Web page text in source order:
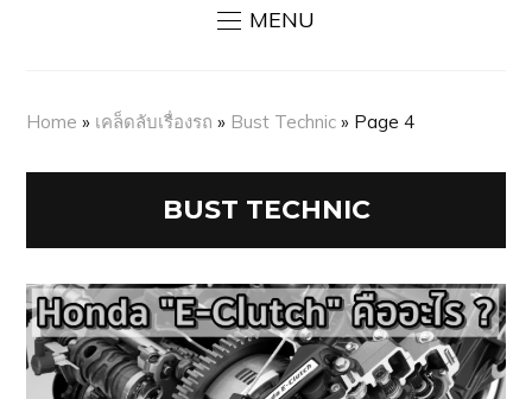
MENU
Home » เคล็ดลับเรื่องรถ » Bust Technic » Page 4
BUST TECHNIC